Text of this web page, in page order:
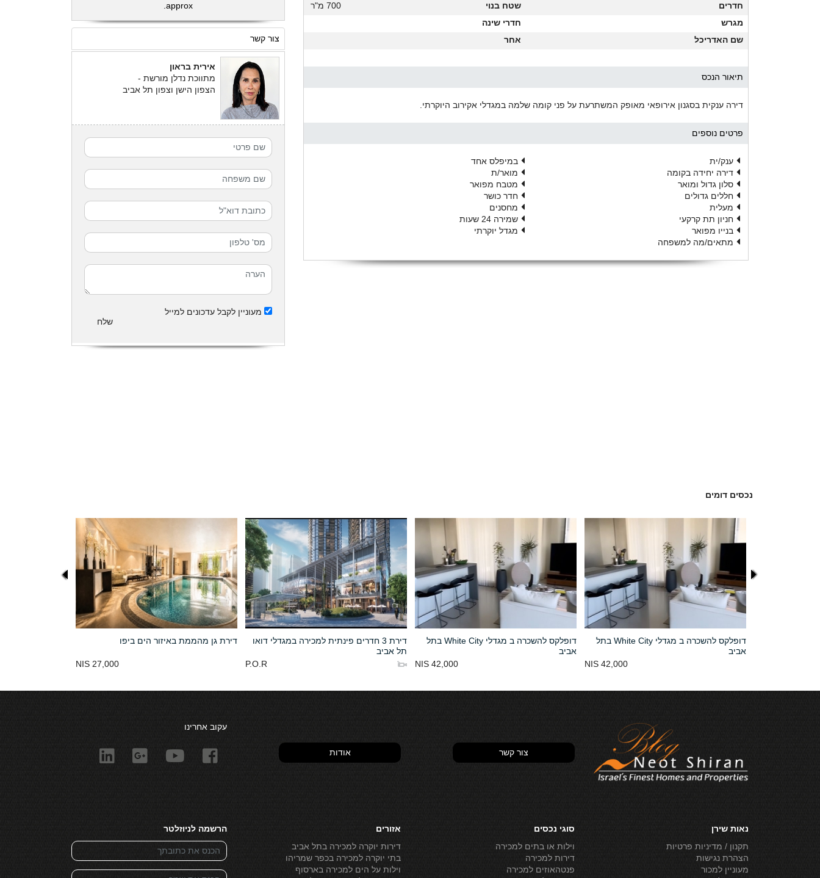
חדרים
שטח בנוי
700 מ"ר
מגרש
חדרי שינה
שם האדריכל
אחר
תיאור הנכס
דירה ענקית בסגנון אירופאי מאופק המשתרעת על פני קומה שלמה במגדלי אקירוב היוקרתי.
פרטים נוספים
ענק/ית
במיפלס אחד
דירה יחידה בקומה
מואר/ת
סלון גדול ומואר
מטבח מפואר
חללים גדולים
חדר כושר
מעלית
מחסנים
חניון תת קרקעי
שמירה 24 שעות
בנייו מפואר
מגדל יוקרתי
מתאים/מה למשפחה
approx.
צור קשר
אירית בראון
מתווכת נדלן מורשת -
הצפון הישן וצפון תל אביב
מעוניין לקבל עדכונים למייל
שלח
נכסים דומים
דירת גן מהממת באיזור הים ביפו
27,000 NIS
דירת 3 חדרים פינתית למכירה במגדלי דואו
תל אביב
P.O.R
דופלקס להשכרה ב מגדלי White City בתל
אביב
42,000 NIS
דופלקס להשכרה ב מגדלי White City בתל
אביב
42,000 NIS
צור קשר אודות
עקוב אחרינו
נאות שירן
תקנון / מדיניות פרטיות
הצהרת נגישות
מעוניין למכור
סוגי נכסים
וילות או בתים למכירה
דירות למכירה
פנטהאוזים למכירה
אזורים
דירות יוקרה למכירה בתל אביב
בתי יוקרה למכירה בכפר שמריהו
וילות על הים למכירה בארסוף
הרשמה לניוזלטר